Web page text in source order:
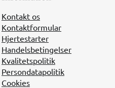
Kontakt os
Kontaktformular
Hjertestarter
Handelsbetingelser
Kvalitetspolitik
Persondatapolitik
Cookies